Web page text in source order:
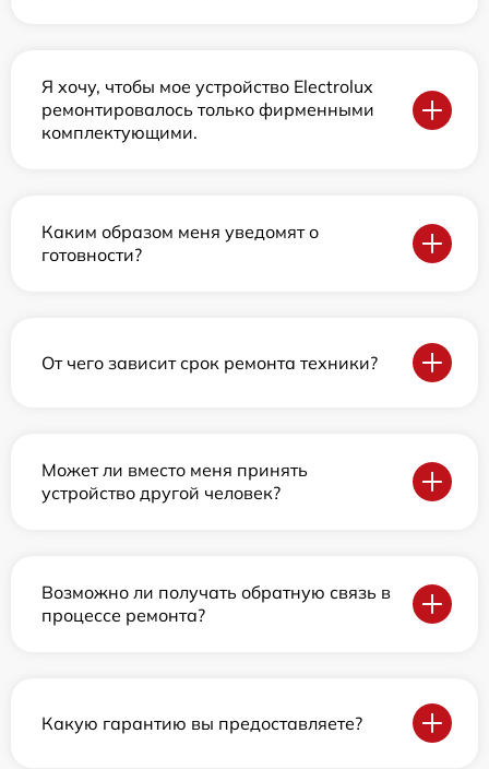
Я хочу, чтобы мое устройство Electrolux
ремонтировалось только фирменными
комплектующими.
Каким образом меня уведомят о
готовности?
От чего зависит срок ремонта техники?
Может ли вместо меня принять
устройство другой человек?
Возможно ли получать обратную связь в
процессе ремонта?
Какую гарантию вы предоставляете?